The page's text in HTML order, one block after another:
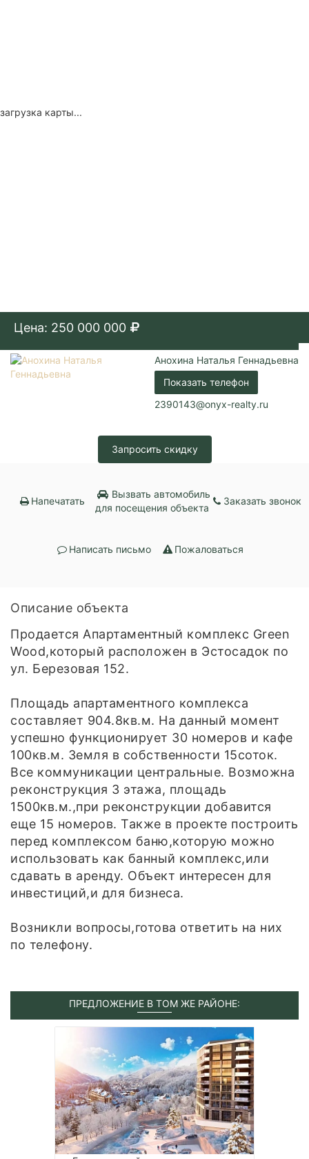
загрузка карты...
Цена: 250 000 000
Анохина Наталья Геннадьевна
Показать телефон
2390143@onyx-realty.ru
Запросить скидку
Напечатать
Вызвать автомобиль
для посещения объекта
Заказать звонок
Написать письмо Пожаловаться
Описание объекта
Продается Апартаментный комплекс Green
Wood,который расположен в Эстосадок по
ул. Березовая 152.
Площадь апартаментного комплекса
составляет 904.8кв.м. На данный момент
успешно функционирует 30 номеров и кафе
100кв.м. Земля в собственности 15соток.
Все коммуникации центральные. Возможна
реконструкция 3 этажа, площадь
1500кв.м.,при реконструкции добавится
еще 15 номеров. Также в проекте построить
перед комплексом баню,которую можно
использовать как банный комплекс,или
сдавать в аренду. Объект интересен для
инвестиций,и для бизнеса.
Возникли вопросы,готова ответить на них
по телефону.
ПРЕДЛОЖЕНИЕ В ТОМ ЖЕ РАЙОНЕ: